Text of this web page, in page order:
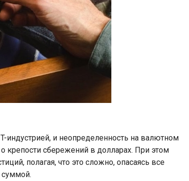
индустрией, и неопределенность на валютном
крепости сбережений в долларах. При этом
полагая, что это сложно, опасаясь все
суммой.